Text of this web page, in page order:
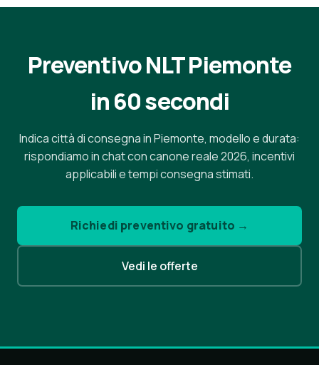
Preventivo NLT Piemonte
in 60 secondi
Indica città di consegna in Piemonte, modello e durata:
rispondiamo in chat con canone reale 2026, incentivi
applicabili e tempi consegna stimati.
Richiedi preventivo gratuito →
Vedi le offerte